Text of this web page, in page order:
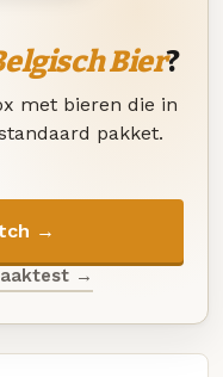
Bier?
met bieren die in
pakket.
→
→